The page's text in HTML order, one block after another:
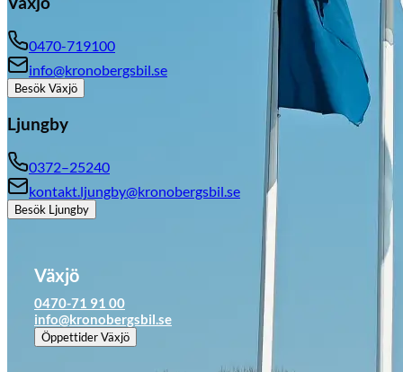
0470-719100
info@kronobergsbil.se
BesökVäxjö
Ljungby
0372–25240
kontakt.ljungby@kronobergsbil.se
Besök Ljungby
Växjö
0470-71 91 00
info@kronobergsbil.se
ÖppettiderVäxjö